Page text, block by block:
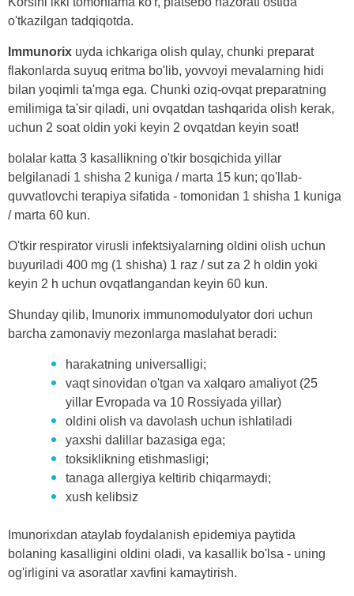
o'tkazilgan tadqiqotda.
Immunorix uyda ichkariga olish qulay, chunki preparat
flakonlarda suyuq eritma bo'lib, yovvoyi mevalarning hidi
bilan yoqimli ta'mga ega. Chunki oziq-ovqat preparatning
emilimiga ta'sir qiladi, uni ovqatdan tashqarida olish kerak,
uchun 2 soat oldin yoki keyin 2 ovqatdan keyin soat!
bolalar katta 3 kasallikning o'tkir bosqichida yillar
belgilanadi 1 shisha 2 kuniga / marta 15 kun; qo'llab-
quvvatlovchi terapiya sifatida - tomonidan 1 shisha 1 kuniga
/ marta 60 kun.
O'tkir respirator virusli infektsiyalarning oldini olish uchun
buyuriladi 400 mg (1 shisha) 1 raz / sut za 2 h oldin yoki
keyin 2 h uchun ovqatlangandan keyin 60 kun.
Shunday qilib, Imunorix immunomodulyator dori uchun
barcha zamonaviy mezonlarga maslahat beradi:
harakatning universalligi;
vaqt sinovidan o'tgan va xalqaro amaliyot (25
yillar Evropada va 10 Rossiyada yillar)
oldini olish va davolash uchun ishlatiladi
yaxshi dalillar bazasiga ega;
toksiklikning etishmasligi;
tanaga allergiya keltirib chiqarmaydi;
xush kelibsiz
Imunorixdan ataylab foydalanish epidemiya paytida
bolaning kasalligini oldini oladi, va kasallik bo'lsa - uning
og'irligini va asoratlar xavfini kamaytirish.